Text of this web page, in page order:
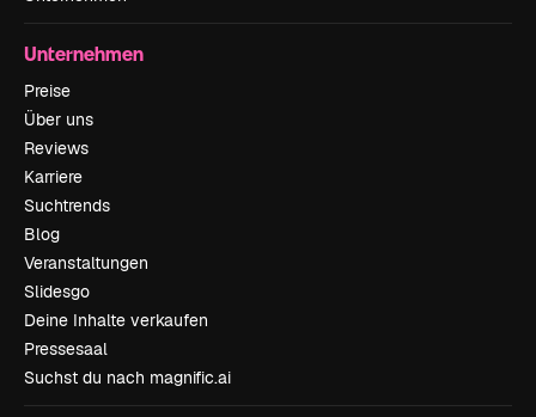
Unternehmen
Preise
Über uns
Reviews
Karriere
Suchtrends
Blog
Veranstaltungen
Slidesgo
Deine Inhalte verkaufen
Pressesaal
Suchst du nach magnific.ai